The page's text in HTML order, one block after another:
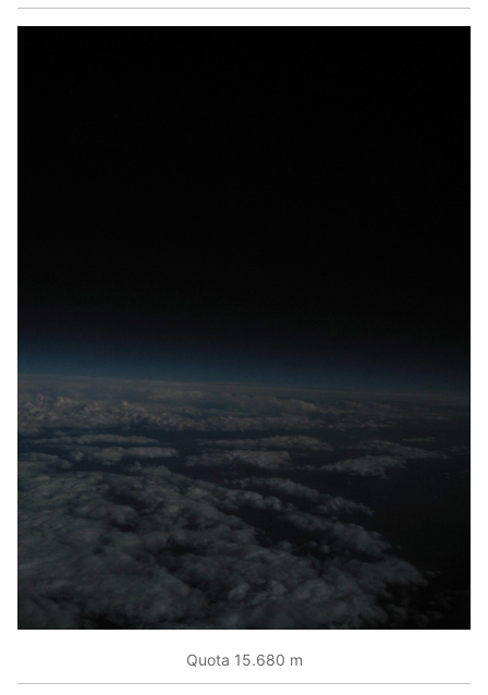
Quota 15.680 m